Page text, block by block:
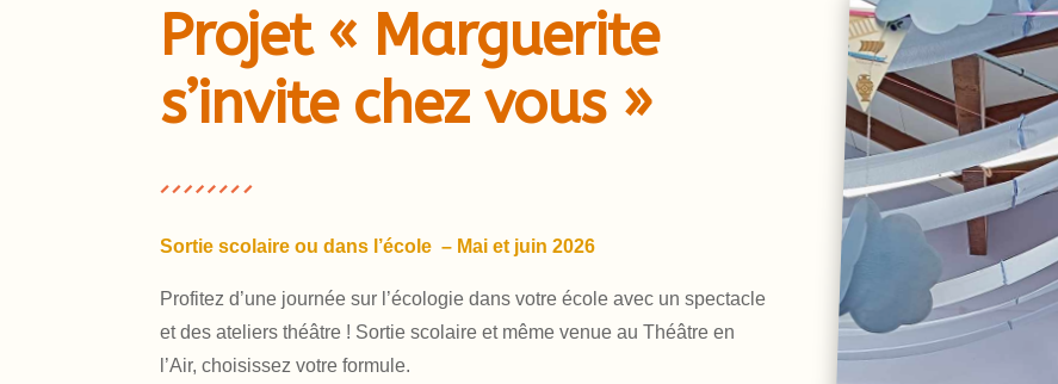
Projet « Marguerite
s’invite chez vous »
Sortie scolaire ou dans l’école – Mai et juin 2026
Profitez d’une journée sur l’écologie dans votre école avec un spectacle
et des ateliers théâtre ! Sortie scolaire et même venue au Théâtre en
l’Air, choisissez votre formule.